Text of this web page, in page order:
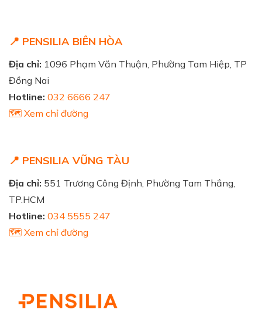
📍 PENSILIA BIÊN HÒA
Địa chỉ: 1096 Phạm Văn Thuận, Phường Tam Hiệp, TP
Đồng Nai
Hotline: 032 6666 247
🗺️ Xem chỉ đường
📍 PENSILIA VŨNG TÀU
Địa chỉ: 551 Trương Công Định, Phường Tam Thắng,
TP.HCM
Hotline: 034 5555 247
🗺️ Xem chỉ đường